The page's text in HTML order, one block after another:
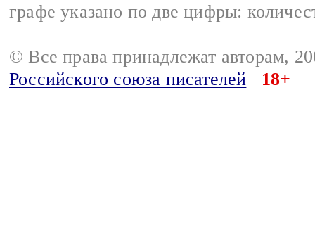
графе указано по две цифры:
© Все права принадлежат авторам,
Российского союза писателей
18+